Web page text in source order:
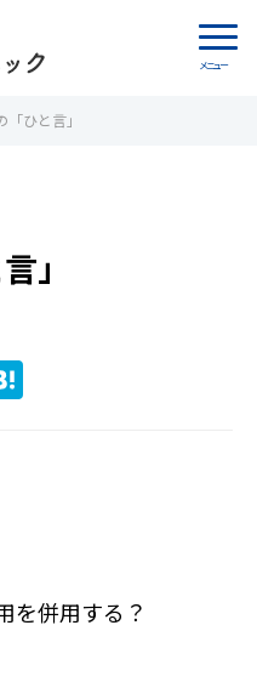
メニュー
ひと言」
」
を併用する？